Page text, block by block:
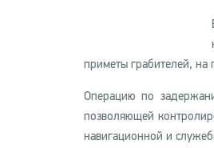
приметы грабителей, на
Операцию по
позволяющей
навигационной и